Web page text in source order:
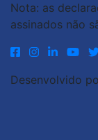
Nota: as
assinados não
Desenvolvido